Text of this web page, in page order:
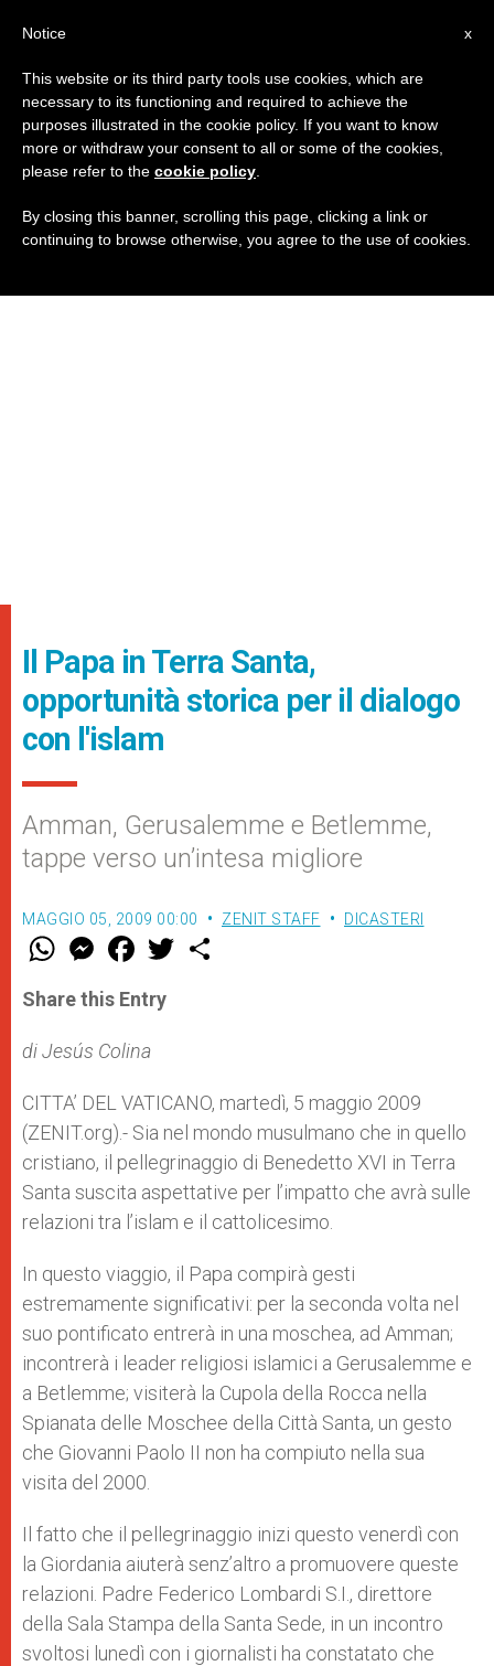
Il Papa in Terra Santa,
opportunità storica per il dialogo
con l'islam
Amman, Gerusalemme e Betlemme,
tappe verso un’intesa migliore
MAGGIO 05, 2009 00:00 ZENIT STAFF DICASTERI
W
t
s
p
p
M
e
s
e
g
e
F
a
e
b
o
k
w
Share this Entry
di Jesús Colina
CITTA’ DEL VATICANO, martedì, 5 maggio 2009
(ZENIT.org).- Sia nel mondo musulmano che in quello
cristiano, il pellegrinaggio di Benedetto XVI in Terra
Santa suscita aspettative per l’impatto che avrà sulle
relazioni tra l’islam e il cattolicesimo.
In questo viaggio, il Papa compirà gesti
estremamente significativi: per la seconda volta nel
suo pontificato entrerà in una moschea, ad Amman;
incontrerà i leader religiosi islamici a Gerusalemme e
a Betlemme; visiterà la Cupola della Rocca nella
Spianata delle Moschee della Città Santa, un gesto
che Giovanni Paolo II non ha compiuto nella sua
visita del 2000.
Il fatto che il pellegrinaggio inizi questo venerdì con
la Giordania aiuterà senz’altro a promuovere queste
relazioni. Padre Federico Lombardi S.I., direttore
della Sala Stampa della Santa Sede, in un incontro
svoltosi lunedì con i giornalisti ha constatato che
x
Notice
This website or its third party tools use cookies, which are
necessary to its functioning and required to achieve the
purposes illustrated in the cookie policy. If you want to know
more or withdraw your consent to all or some of the cookies,
please refer to the cookie policy
By closing this banner, scrolling this page, clicking a link or
continuing to browse otherwise, you agree to the use of cookies.